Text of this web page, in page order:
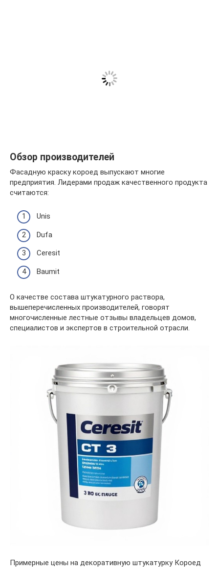
Обзор производителей
Фасадную краску короед выпускают многие
предприятия. Лидерами продаж качественного продукта
считаются:
Unis
Dufa
Ceresit
Baumit
О качестве состава штукатурного раствора,
вышеперечисленных производителей, говорят
многочисленные лестные отзывы владельцев домов,
специалистов и экспертов в строительной отрасли.
Примерные цены на декоративную штукатурку Короед